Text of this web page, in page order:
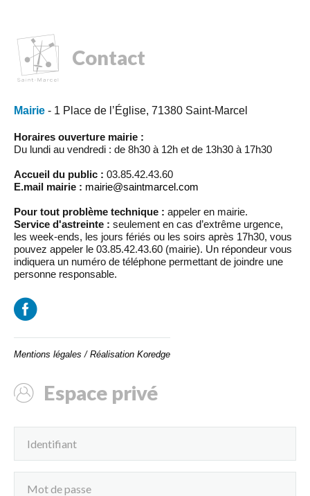
Contact
Mairie - 1 Place de l’Église, 71380 Saint-Marcel
Horaires ouverture mairie :
Du lundi au vendredi : de 8h30 à 12h et de 13h30 à 17h30
Accueil du public : 03.85.42.43.60
E.mail mairie : mairie@saintmarcel.com
Pour tout problème technique : appeler en mairie.
Service d'astreinte : seulement en cas d’extrême urgence,
les week-ends, les jours fériés ou les soirs après 17h30, vous
pouvez appeler le 03.85.42.43.60 (mairie). Un répondeur vous
indiquera un numéro de téléphone permettant de joindre une
personne responsable.
Mentions légales / Réalisation Koredge
Espace privé